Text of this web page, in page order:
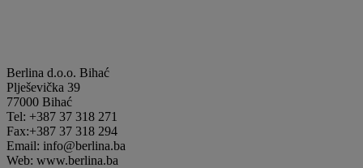
Berlina d.o.o. Bihać
Plješevička 39
77000 Bihać
Tel: +387 37 318 271
Fax:+387 37 318 294
Email: info@berlina.ba
Web: www.berlina.ba